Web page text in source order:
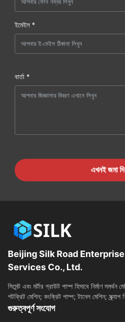
ইমেইল *
বার্তা *
এখনই জমা
Beijing Silk Road
Services Co., Ltd.
সিমেন্ট এবং মর্টার গ্রাউট পাম্প হিসাবে নির্মাণ
শটক্রিট মেশিন; কংক্রিট পাম্প; টানেল মেশিন; স্ক্র্যাপ
গুরুত্বপূর্ণ সংযোগ